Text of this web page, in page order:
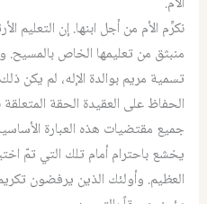
نكرِّم الأم من أجل ابنها. إن التعليم
منبثق من تعليمها الخاص
تسمية مريم بوالدة الإله، لم يكن
الحفاظ على العقيدة الحقة
جميع مقتضيات هذه العبارة
يخشع باحترام أمام تلك التي تمّ
العظيم. وأولئك الذين يرفضون